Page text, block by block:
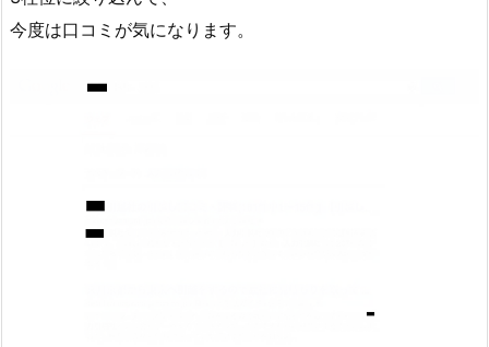
今度は口コミが気になります。